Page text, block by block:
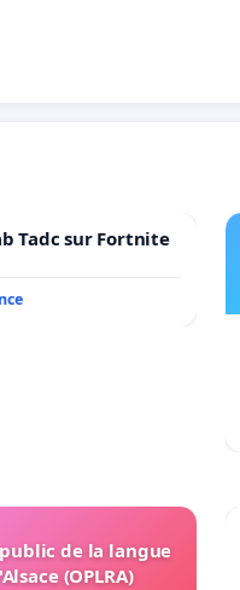
Tadc sur Fortnite
de la langue
(OPLRA)